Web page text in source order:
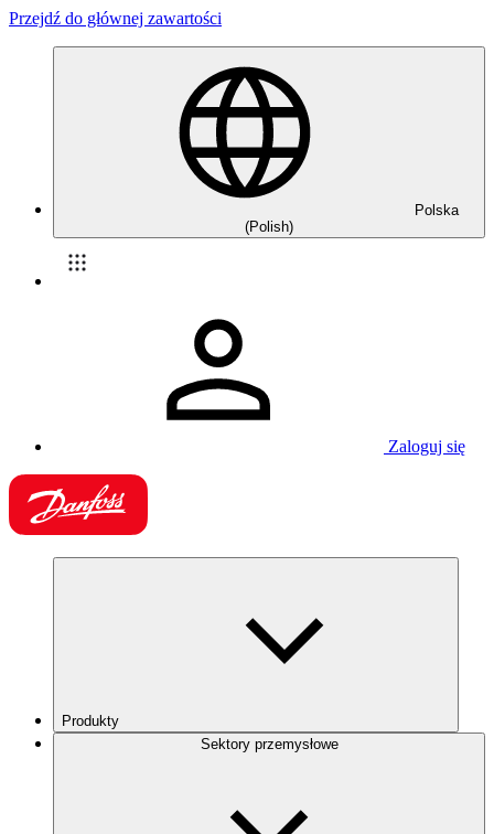
Przejdź do głównej zawartości
Polska
(Polish)
Zaloguj się
Produkty
Sektory przemysłowe